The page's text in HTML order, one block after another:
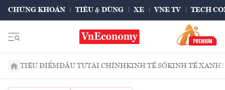
CHỨNG KHOÁN TIÊU & DÙNG XE VNE TV TECH
TIÊU ĐIỂMĐẦU TƯTÀI CHÍNHKINH TẾ SỐKINH TẾ XANH